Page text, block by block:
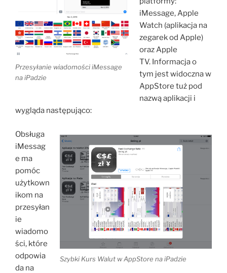
Przesyłanie wiadomości iMessage
na iPadzie
iMessage, Apple
Watch (aplikacja na
zegarek od Apple)
oraz Apple
TV. Informacja o
tym jest widoczna w
AppStore tuż pod
nazwą aplikacji i
wygląda następująco:
Szybki Kurs Walut w AppStore na iPadzie
Obsługa
iMessag
e ma
pomóc
użytkown
ikom na
przesyłan
ie
wiadomo
ści, które
odpowia
da na